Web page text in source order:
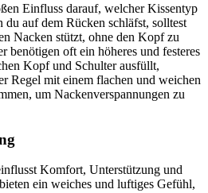
Einfluss darauf, welcher Kissentyp
du auf dem Rücken schläfst, solltest
Nacken stützt, ohne den Kopf zu
benötigen oft ein höheres und festeres
Kopf und Schulter ausfüllt,
Regel mit einem flachen und weichen
um Nackenverspannungen zu
Komfort, Unterstützung und
ein weiches und luftiges Gefühl,